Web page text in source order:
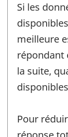
Si les
meilleure
répondant
la suite,
Pour